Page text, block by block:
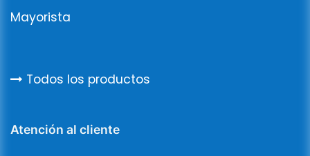
Mayorista
Todos los productos
Atención al cliente